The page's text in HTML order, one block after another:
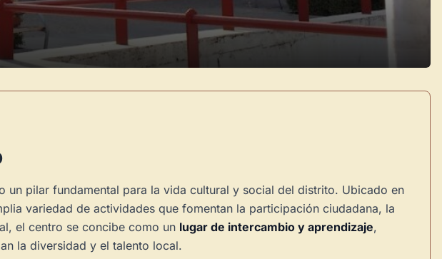
un pilar fundamental para la vida cultural y social del distrito. Ubicado en
variedad de actividades que fomentan la participación ciudadana, la
el centro se concibe como un lugar de intercambio y aprendizaje,
la diversidad y el talento local.